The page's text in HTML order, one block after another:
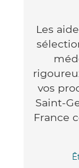
Les
vos
Saint-
France